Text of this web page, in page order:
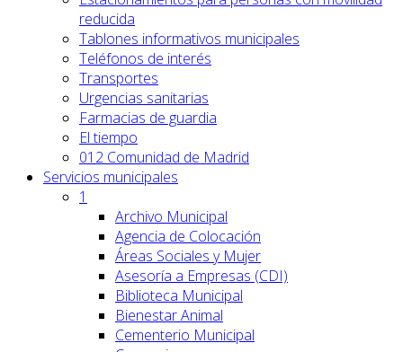
reducida
Tablones informativos municipales
Teléfonos de interés
Transportes
Urgencias sanitarias
Farmacias de guardia
El tiempo
012 Comunidad de Madrid
Servicios municipales
1
Archivo Municipal
Agencia de Colocación
Áreas Sociales y Mujer
Asesoría a Empresas (CDI)
Biblioteca Municipal
Bienestar Animal
Cementerio Municipal